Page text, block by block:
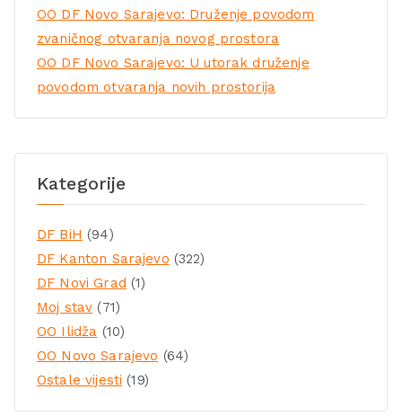
OO DF Novo Sarajevo: Druženje povodom
zvaničnog otvaranja novog prostora
OO DF Novo Sarajevo: U utorak druženje
povodom otvaranja novih prostorija
Kategorije
DF BiH (94)
DF Kanton Sarajevo (322)
DF Novi Grad (1)
Moj stav (71)
OO Ilidža (10)
OO Novo Sarajevo (64)
Ostale vijesti (19)